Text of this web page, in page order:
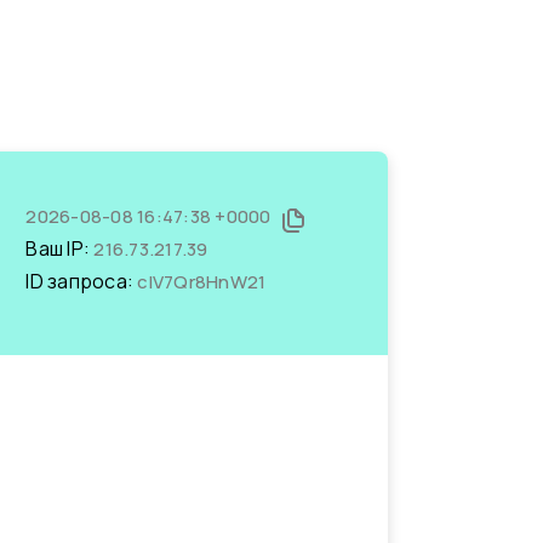
2026-08-08 16:47:38 +0000
Ваш IP:216.73.217.39
ID запроса:clV7Qr8HnW21